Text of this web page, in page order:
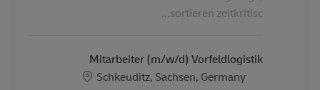
sortieren zeitkritisc...
Mitarbeiter (m/w/d) Vorfeldlogistik
الموقع
Schkeuditz, Sachsen, Germany